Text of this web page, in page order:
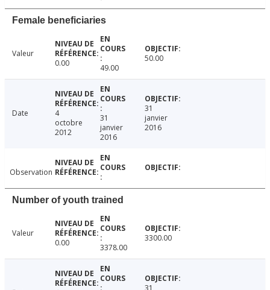
Female beneficiaries
Valeur
0.00
49.00
50.00
Date
4
octobre
2012
31
janvier
2016
31
janvier
2016
Observation
Number of youth trained
Valeur
0.00
3378.00
3300.00